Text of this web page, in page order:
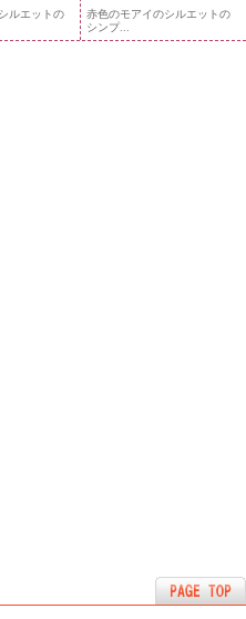
ルエットの
赤色のモアイのシルエットの
シンプ...